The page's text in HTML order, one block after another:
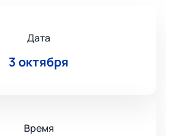
Дата
3 октября
Время